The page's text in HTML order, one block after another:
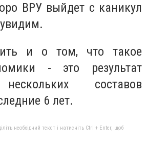
ВРУ выйдет с каникул
и о том, что такое
- это результат
составов
6 лет.
необхідний текст і натисніть Ctrl + Enter, щоб